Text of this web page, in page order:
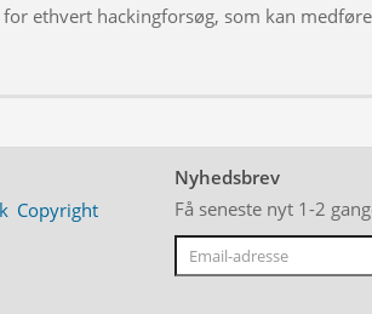
ethvert hackingforsøg, som kan
Copyright
Nyhedsbrev
Få seneste nyt 1-2